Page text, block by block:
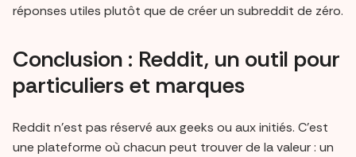
réponses utiles plutôt que de créer un subreddit de zéro.
Conclusion : Reddit, un outil pour
particuliers et marques
Reddit n’est pas réservé aux geeks ou aux initiés. C’est
une plateforme où chacun peut trouver de la valeur : un